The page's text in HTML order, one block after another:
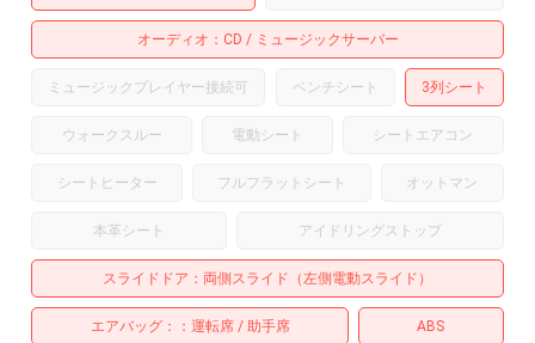
オーディオ CD ミュージックサーバー
ミュージックプレイヤー接続可 ベンチシート 3列シート
ウォークスルー 電動シート シートエアコン
シートヒーター フルフラットシート オットマン
本革シート アイドリングストップ
スライドドア 両側スライド（左側電動スライド）
エアバッグ： 運転席 助手席 ABS